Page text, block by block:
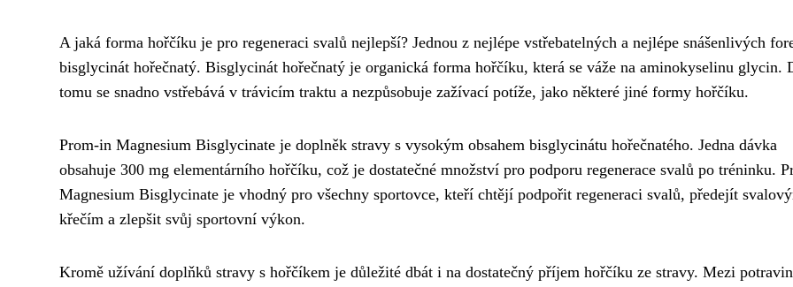
A jaká forma hořčíku je pro regeneraci svalů nejlepší? Jednou z nejlépe vstřebatelných a nejlépe snášenlivých
bisglycinát hořečnatý. Bisglycinát hořečnatý je organická forma hořčíku, která se váže na aminokyselinu glycin.
tomu se snadno vstřebává v trávicím traktu a nezpůsobuje zažívací potíže, jako některé jiné formy hořčíku.
Prom-in Magnesium Bisglycinate je doplněk stravy s vysokým obsahem bisglycinátu hořečnatého. Jedna dávka
obsahuje 300 mg elementárního hořčíku, což je dostatečné množství pro podporu regenerace svalů po tréninku.
Magnesium Bisglycinate je vhodný pro všechny sportovce, kteří chtějí podpořit regeneraci svalů, předejít
křečím a zlepšit svůj sportovní výkon.
Kromě užívání doplňků stravy s hořčíkem je důležité dbát i na dostatečný příjem hořčíku ze stravy. Mezi